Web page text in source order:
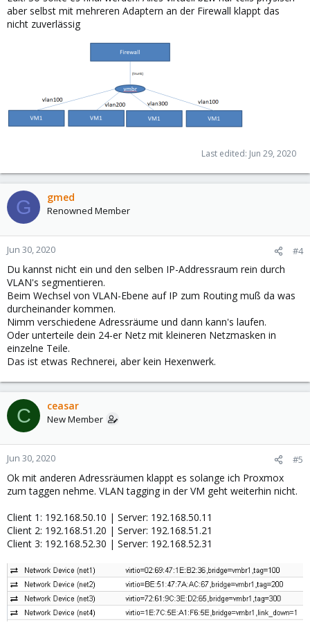
aber selbst mit mehreren Adaptern an der Firewall klappt das
nicht zuverlässig
Last edited: Jun 29, 2020
G gmed
Renowned Member
Jun 30, 2020 #4
Du kannst nicht ein und den selben IP-Addressraum rein durch
VLAN's segmentieren.
Beim Wechsel von VLAN-Ebene auf IP zum Routing muß da was
durcheinander kommen.
Nimm verschiedene Adressräume und dann kann's laufen.
Oder unterteile dein 24-er Netz mit kleineren Netzmasken in
einzelne Teile.
Das ist etwas Rechnerei, aber kein Hexenwerk.
C ceasar
New Member
Jun 30, 2020 #5
Ok mit anderen Adressräumen klappt es solange ich Proxmox
zum taggen nehme. VLAN tagging in der VM geht weiterhin nicht.
Client 1: 192.168.50.10 | Server: 192.168.50.11
Client 2: 192.168.51.20 | Server: 192.168.51.21
Client 3: 192.168.52.30 | Server: 192.168.52.31